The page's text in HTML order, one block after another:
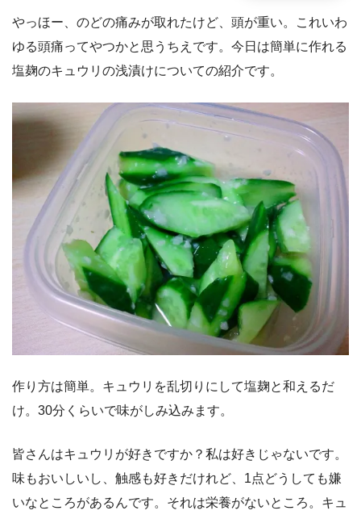
やっほー、のどの痛みが取れたけど、頭が重い。これいわ
ゆる頭痛ってやつかと思うちえです。今日は簡単に作れる
塩麹のキュウリの浅漬けについての紹介です。
作り方は簡単。キュウリを乱切りにして塩麹と和えるだ
け。30分くらいで味がしみ込みます。
皆さんはキュウリが好きですか？私は好きじゃないです。
味もおいしいし、触感も好きだけれど、1点どうしても嫌
いなところがあるんです。それは栄養がないところ。キュ